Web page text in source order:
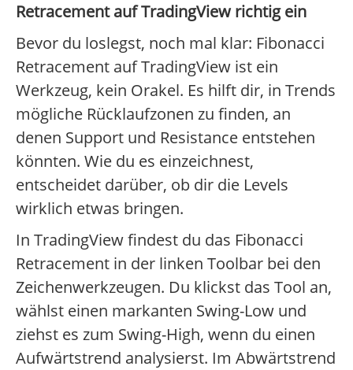
Retracement auf TradingView richtig ein
Bevor du loslegst, noch mal klar: Fibonacci
Retracement auf TradingView ist ein
Werkzeug, kein Orakel. Es hilft dir, in Trends
mögliche Rücklaufzonen zu finden, an
denen Support und Resistance entstehen
könnten. Wie du es einzeichnest,
entscheidet darüber, ob dir die Levels
wirklich etwas bringen.
In TradingView findest du das Fibonacci
Retracement in der linken Toolbar bei den
Zeichenwerkzeugen. Du klickst das Tool an,
wählst einen markanten Swing-Low und
ziehst es zum Swing-High, wenn du einen
Aufwärtstrend analysierst. Im Abwärtstrend